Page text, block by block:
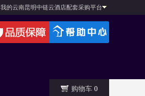
我的云南昆明中链云酒店配套采购平台
购物车 0